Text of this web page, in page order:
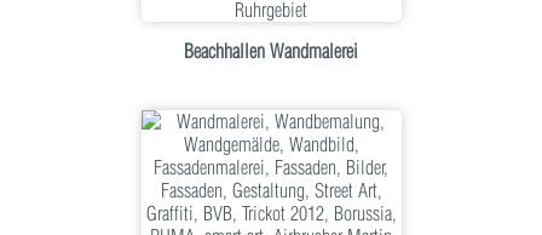
Beachhallen Wandmalerei